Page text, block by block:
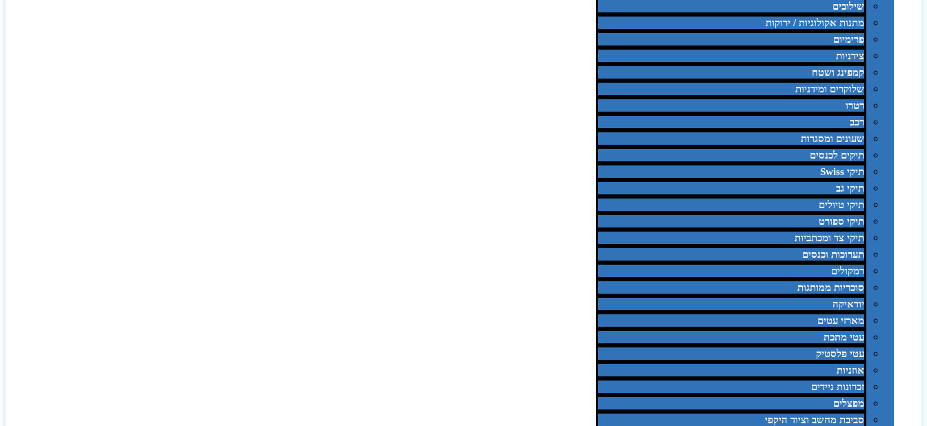
שילובים
מתנות אקולוגיות / ירוקות
פרימיום
צידניות
קמפינג ושטח
שלוקרים ומידניות
רטרו
רכב
שעונים ומסגרות
תיקים לכנסים
תיקי Swiss
תיקי גב
תיקי טיולים
תיקי ספורט
תיקי צד ומכתביות
תערוכות וכנסים
רמקולים
סוכריות ממותגות
יודאיקה
מארזי עטים
עטי מתכת
עטי פלסטיק
אוזניות
זכרונות ניידים
מפצלים
סביבת מחשב וציוד היקפי